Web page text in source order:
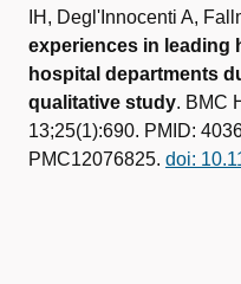
IH, Degl'Innocenti A,
experiences in leading
hospital departments
qualitative study. BMC
13;25(1):690. PMID:
PMC12076825. doi: